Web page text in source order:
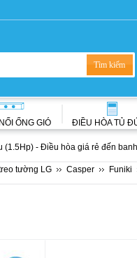
ỐNG GIÓ ĐIỀU HÒA TỦ
- Điều hòa giá rẻ đến
tường LG Casper Funiki